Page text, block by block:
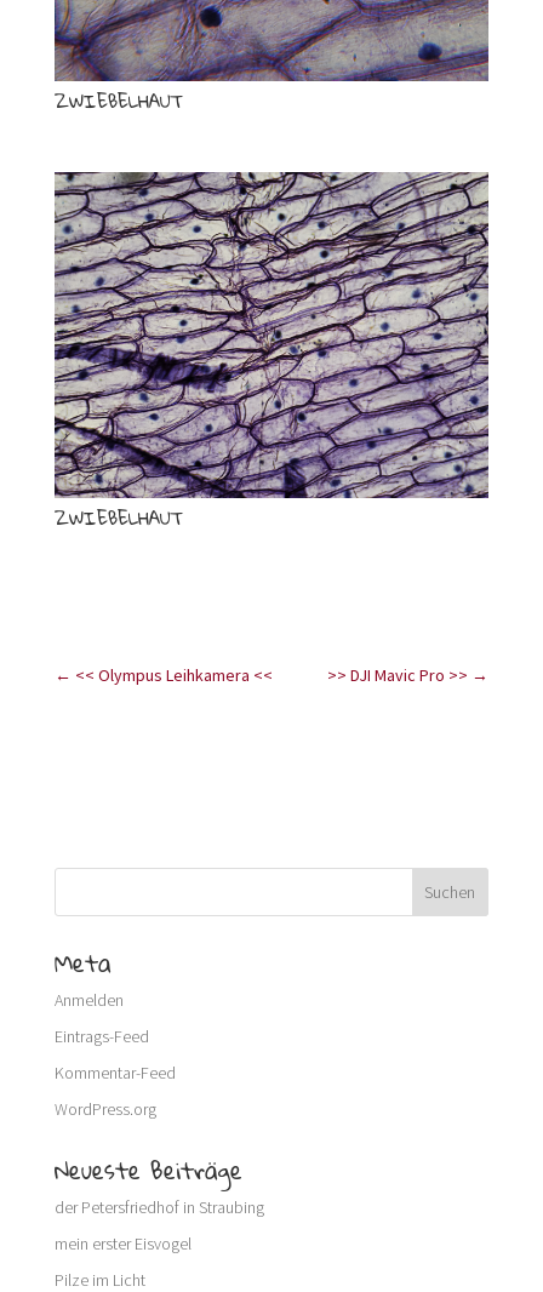
ZWIEBELHAUT
ZWIEBELHAUT
← << Olympus Leihkamera << >> DJI Mavic Pro >> →
Meta
Anmelden
Eintrags-Feed
Kommentar-Feed
WordPress.org
Neueste Beiträge
der Petersfriedhof in Straubing
mein erster Eisvogel
Pilze im Licht